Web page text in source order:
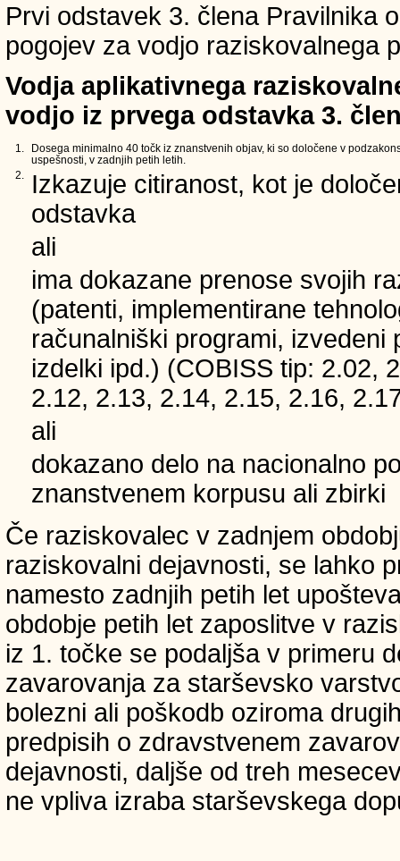
Prvi odstavek 3. člena Pravilnika
pogojev za vodjo raziskovalnega
Vodja aplikativnega
vodjo iz prvega odstavka 3.
1.
Dosega minimalno 40 točk iz znanstvenih objav, ki so določene v
uspešnosti, v zadnjih petih letih.
2.
Izkazuje citiranost, kot je
odstavka
ali
ima dokazane prenose svojih
(patenti, implementirane
računalniški programi, izvedeni
izdelki ipd.) (COBISS tip: 2.02,
2.12, 2.13, 2.14, 2.15, 2.16,
ali
dokazano delo na nacionalno
znanstvenem korpusu ali zbirki
Če raziskovalec v zadnjem
raziskovalni dejavnosti, se lahko
namesto zadnjih petih let
obdobje petih let zaposlitve v
iz 1. točke se podaljša v primeru
zavarovanja za starševsko
bolezni ali poškodb oziroma
predpisih o zdravstvenem
dejavnosti, daljše od treh
ne vpliva izraba starševskega